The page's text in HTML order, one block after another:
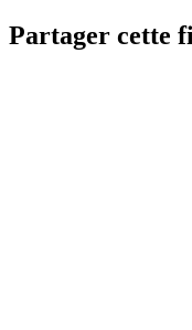
Partager cette